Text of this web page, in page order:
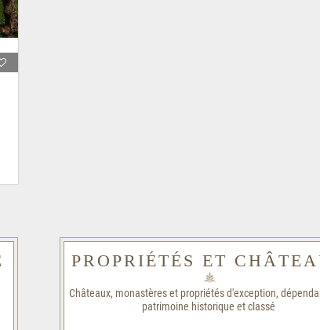
PROPRIÉTÉS ET
Châteaux, monastères et propriétés d'exception,
patrimoine historique et classé